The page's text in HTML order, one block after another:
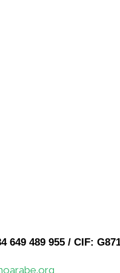
649 489 955 / CIF: